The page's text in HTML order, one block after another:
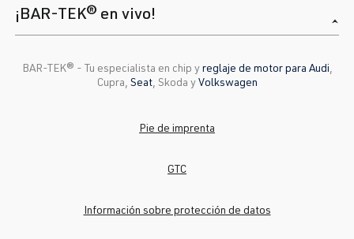
¡BAR-TEK® en vivo!
BAR-TEK®️ - Tu especialista en chip yreglaje de motor para Audi
Cupra, Seat, Skoda yVolkswagen
Pie de imprenta
GTC
Información sobre protección de datos